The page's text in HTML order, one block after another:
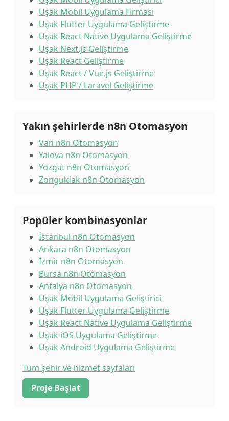
Uşak Mobil Uygulama Firması
Uşak Flutter Uygulama Geliştirme
Uşak React Native Uygulama Geliştirme
Uşak Next.js Geliştirme
Uşak React Geliştirme
Uşak React / Vue.js Geliştirme
Uşak PHP / Laravel Geliştirme
Yakın şehirlerde n8n Otomasyon
Van n8n Otomasyon
Yalova n8n Otomasyon
Yozgat n8n Otomasyon
Zonguldak n8n Otomasyon
Popüler kombinasyonlar
İstanbul n8n Otomasyon
Ankara n8n Otomasyon
İzmir n8n Otomasyon
Bursa n8n Otomasyon
Antalya n8n Otomasyon
Uşak Mobil Uygulama Geliştirici
Uşak Flutter Uygulama Geliştirme
Uşak React Native Uygulama Geliştirme
Uşak iOS Uygulama Geliştirme
Uşak Android Uygulama Geliştirme
Tüm şehir ve hizmet sayfaları
Proje Başlat